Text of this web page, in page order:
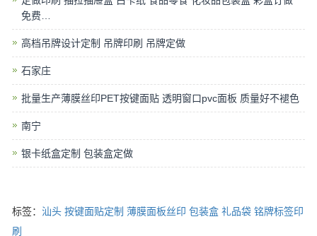
免费…
高档吊牌设计定制 吊牌印刷 吊牌定做
石家庄
批量生产薄膜丝印PET按键面贴 透明窗口pvc面板 质量好不褪色
南宁
银卡纸盒定制 包装盒定做
标签： 汕头 按键面贴定制 薄膜面板丝印 包装盒 礼品袋 铭牌标签印
刷